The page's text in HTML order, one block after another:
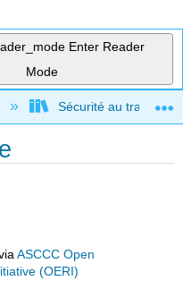
Enter Reader
Mode
hierarchy
Sécurité au travail
ASCCC Open
(OERI)